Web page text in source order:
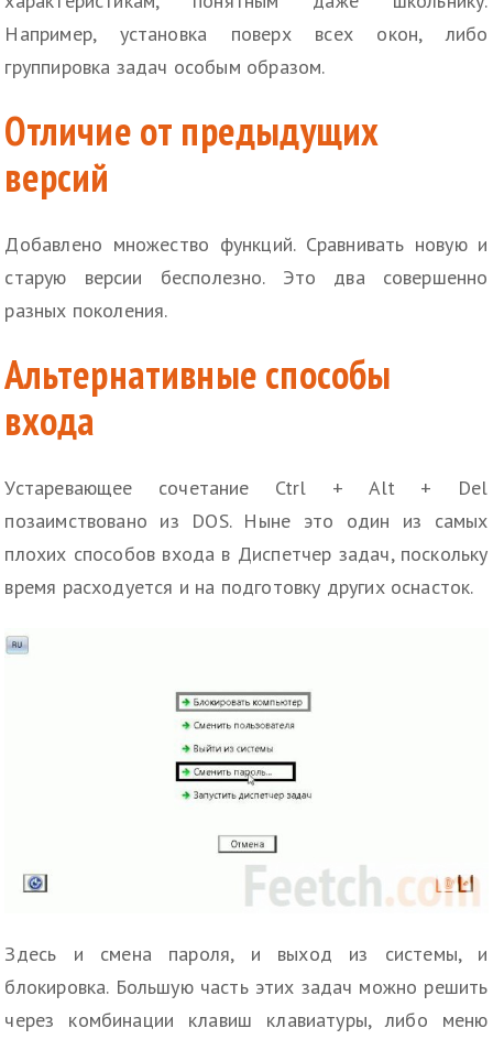
Например, установка поверх всех окон, либо
группировка задач особым образом.
Отличие от предыдущих
версий
Добавлено множество функций. Сравнивать новую и
старую версии бесполезно. Это два совершенно
разных поколения.
Альтернативные способы
входа
Устаревающее сочетание Ctrl + Alt + Del
позаимствовано из DOS. Ныне это один из самых
плохих способов входа в Диспетчер задач, поскольку
время расходуется и на подготовку других оснасток.
Здесь и смена пароля, и выход из системы, и
блокировка. Большую часть этих задач можно решить
через комбинации клавиш клавиатуры, либо меню